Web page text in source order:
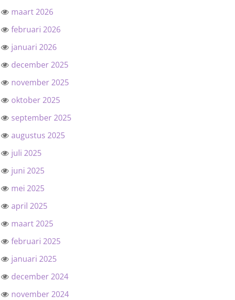
maart 2026
februari 2026
januari 2026
december 2025
november 2025
oktober 2025
september 2025
augustus 2025
juli 2025
juni 2025
mei 2025
april 2025
maart 2025
februari 2025
januari 2025
december 2024
november 2024